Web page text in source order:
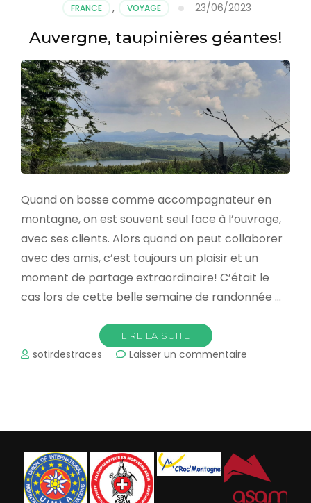
St-
Jacques
FRANCE , VOYAGE 23/06/2023
Auvergne, taupinières géantes!
Quand on bosse comme accompagnateur en
montagne, on est souvent seul face à l’ouvrage,
avec ses clients. Alors quand on peut collaborer
avec des amis, c’est toujours un plaisir et un
moment de partage extraordinaire! C’était le
cas lors de cette belle semaine de randonnée …
LIRE LA SUITE
sotirdestraces Laisser un commentaire